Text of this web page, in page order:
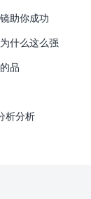
助你成功
什么这么强
品
析分析